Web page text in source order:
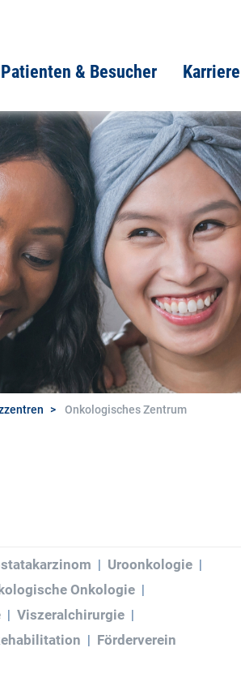
Patienten & Besucher
Onkologisches Zentrum
Uroonkologie
Onkologie
Viszeralchirurgie
Förderverein